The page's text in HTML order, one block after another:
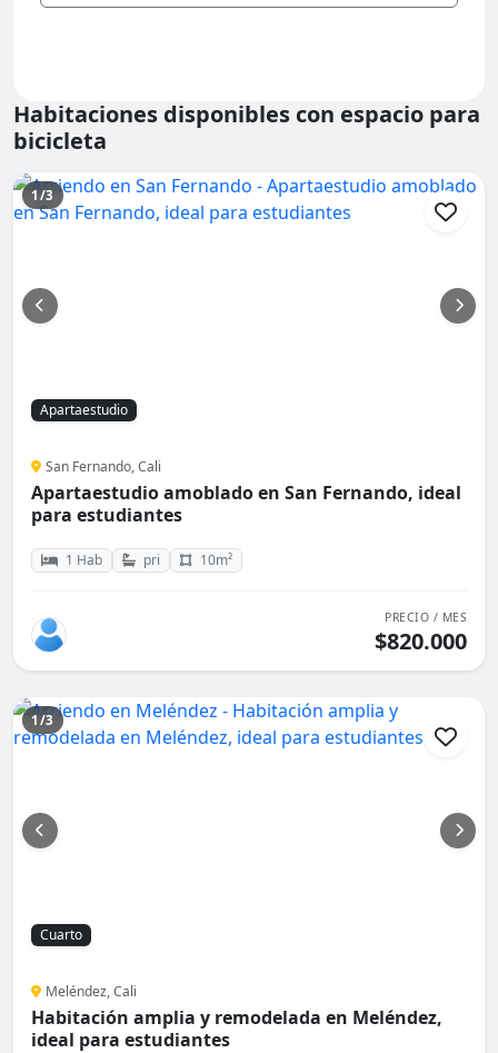
Habitaciones disponibles con espacio para
bicicleta
1/3
Apartaestudio
San Fernando, Cali
Apartaestudio amoblado en San Fernando, ideal
para estudiantes
1 Hab pri 10m²
PRECIO / MES
$820.000
1/3
Cuarto
Meléndez, Cali
Habitación amplia y remodelada en Meléndez,
ideal para estudiantes